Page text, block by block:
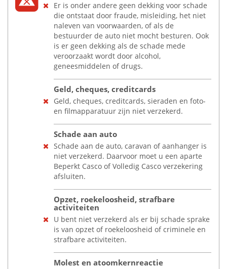
Er is onder andere geen dekking voor schade
die ontstaat door fraude, misleiding, het niet
naleven van voorwaarden, of als de
bestuurder de auto niet mocht besturen. Ook
is er geen dekking als de schade mede
veroorzaakt wordt door alcohol,
geneesmiddelen of drugs.
Geld, cheques, creditcards
Geld, cheques, creditcards, sieraden en foto-
en filmapparatuur zijn niet verzekerd.
Schade aan auto
Schade aan de auto, caravan of aanhanger is
niet verzekerd. Daarvoor moet u een aparte
Beperkt Casco of Volledig Casco verzekering
afsluiten.
Opzet, roekeloosheid, strafbare
activiteiten
U bent niet verzekerd als er bij schade sprake
is van opzet of roekeloosheid of criminele en
strafbare activiteiten.
Molest en atoomkernreactie